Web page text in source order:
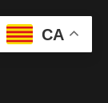
CA